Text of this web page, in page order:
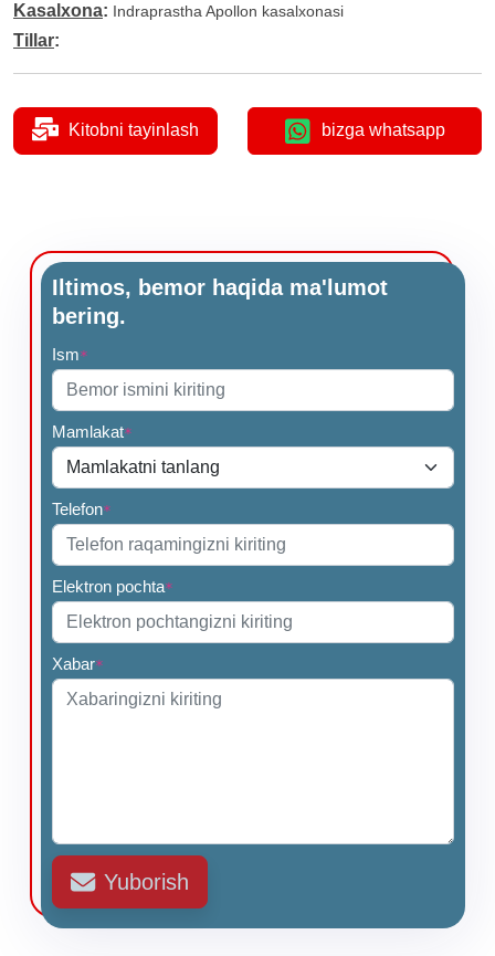
Kasalxona: Indraprastha Apollon kasalxonasi
Tillar:
Kitobni tayinlash bizga whatsapp
Iltimos, bemor haqida ma'lumot
bering.
Ism*
Mamlakat*
Telefon*
Elektron pochta*
Xabar*
Yuborish